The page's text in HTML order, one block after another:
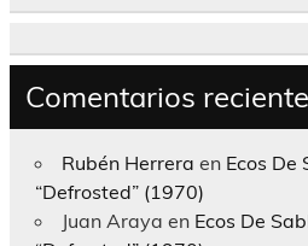
Comentarios
Rubén Herrera en Ecos De
“Defrosted” (1970)
Juan Araya en Ecos De